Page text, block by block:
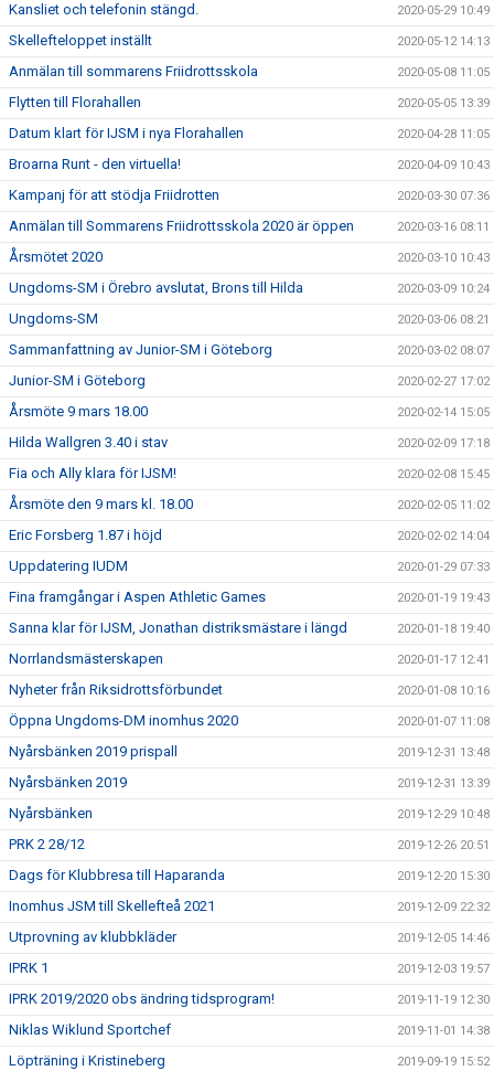
Kansliet och telefonin stängd. 2020-05-29 10:49
Skellefteloppet inställt 2020-05-12 14:13
Anmälan till sommarens Friidrottsskola 2020-05-08 11:05
Flytten till Florahallen 2020-05-05 13:39
Datum klart för IJSM i nya Florahallen 2020-04-28 11:05
Broarna Runt - den virtuella! 2020-04-09 10:43
Kampanj för att stödja Friidrotten 2020-03-30 07:36
Anmälan till Sommarens Friidrottsskola 2020 är öppen 2020-03-16 08:11
Årsmötet 2020 2020-03-10 10:43
Ungdoms-SM i Örebro avslutat, Brons till Hilda 2020-03-09 10:24
Ungdoms-SM 2020-03-06 08:21
Sammanfattning av Junior-SM i Göteborg 2020-03-02 08:07
Junior-SM i Göteborg 2020-02-27 17:02
Årsmöte 9 mars 18.00 2020-02-14 15:05
Hilda Wallgren 3.40 i stav 2020-02-09 17:18
Fia och Ally klara för IJSM! 2020-02-08 15:45
Årsmöte den 9 mars kl. 18.00 2020-02-05 11:02
Eric Forsberg 1.87 i höjd 2020-02-02 14:04
Uppdatering IUDM 2020-01-29 07:33
Fina framgångar i Aspen Athletic Games 2020-01-19 19:43
Sanna klar för IJSM, Jonathan distriksmästare i längd 2020-01-18 19:40
Norrlandsmästerskapen 2020-01-17 12:41
Nyheter från Riksidrottsförbundet 2020-01-08 10:16
Öppna Ungdoms-DM inomhus 2020 2020-01-07 11:08
Nyårsbänken 2019 prispall 2019-12-31 13:48
Nyårsbänken 2019 2019-12-31 13:39
Nyårsbänken 2019-12-29 10:48
PRK 2 28/12 2019-12-26 20:51
Dags för Klubbresa till Haparanda 2019-12-20 15:30
Inomhus JSM till Skellefteå 2021 2019-12-09 22:32
Utprovning av klubbkläder 2019-12-05 14:46
IPRK 1 2019-12-03 19:57
IPRK 2019/2020 obs ändring tidsprogram! 2019-11-19 12:30
Niklas Wiklund Sportchef 2019-11-01 14:38
Löpträning i Kristineberg 2019-09-19 15:52